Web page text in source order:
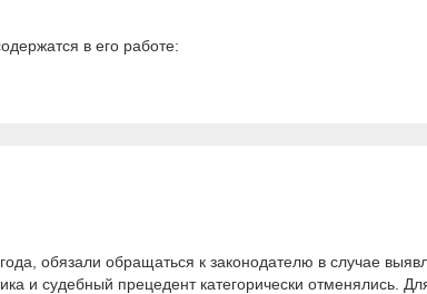
в его работе:
обязали обращаться к законодателю в случае
и судебный прецедент категорически отменялись.